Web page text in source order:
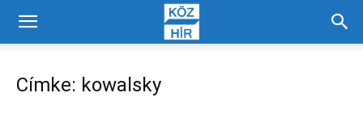
Címke: kowalsky